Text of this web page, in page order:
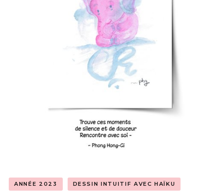
ANNÉE 2023 DESSIN INTUITIF AVEC HAÏKU